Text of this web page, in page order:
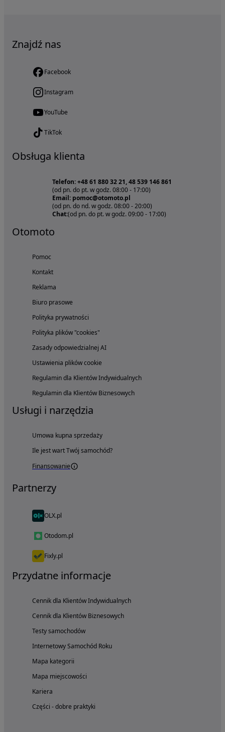
Znajdź nas
Facebook
Instagram
YouTube
TikTok
Obsługa klienta
Telefon: +48 61 880 32 21, 48 539 146 861
(od pn. do pt. w godz. 08:00 - 17:00)
Email: pomoc@otomoto.pl
(od pn. do nd. w godz. 08:00 - 20:00)
Chat:(od pn. do pt. w godz. 09:00 - 17:00)
Otomoto
Pomoc
Kontakt
Reklama
Biuro prasowe
Polityka prywatności
Polityka plików "cookies"
Zasady odpowiedzialnej AI
Ustawienia plików cookie
Regulamin dla Klientów Indywidualnych
Regulamin dla Klientów Biznesowych
Usługi i narzędzia
Umowa kupna sprzedaży
Ile jest wart Twój samochód?
Finansowanie
Partnerzy
OLX.pl
Otodom.pl
Fixly.pl
Przydatne informacje
Cennik dla Klientów Indywidualnych
Cennik dla Klientów Biznesowych
Testy samochodów
Internetowy Samochód Roku
Mapa kategorii
Mapa miejscowości
Kariera
Części - dobre praktyki